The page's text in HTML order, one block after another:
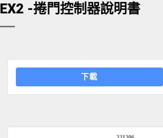
EX2 -捲門控制器說明書
下載